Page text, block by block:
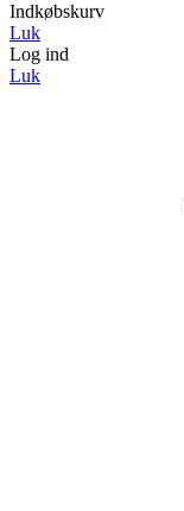
Indkøbskurv
Luk
Log ind
Luk